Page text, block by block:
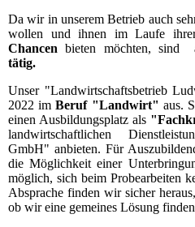
Da wir in unserem Betrieb auch
wollen und ihnen im Laufe
Chancen bieten möchten, sind
tätig.
Unser "Landwirtschaftsbetrieb
2022 imBeruf "Landwirt" aus.
einen Ausbildungsplatz als
landwirtschaftlichen
GmbH" anbieten. Für
die Möglichkeit einer
möglich, sich beim Probearbeiten
Absprache finden wir sicher
ob wir eine gemeines Lösung